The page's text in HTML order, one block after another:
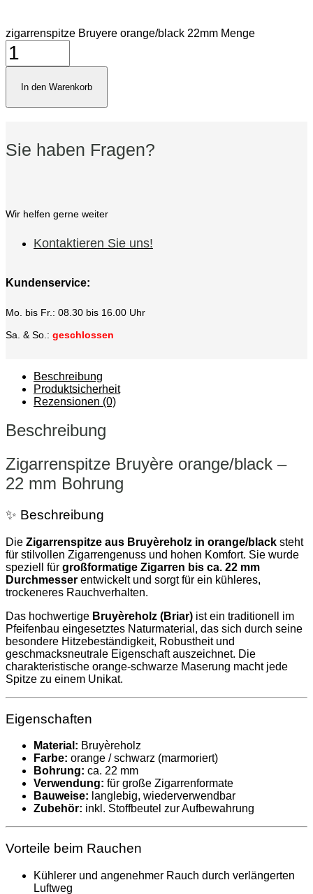
zigarrenspitze Bruyere orange/black 22mm Menge
In den Warenkorb
Sie haben Fragen?
Wir helfen gerne weiter
Kontaktieren Sie uns!
Kundenservice:
Mo. bis Fr.: 08.30 bis 16.00 Uhr
Sa. & So.: geschlossen
Beschreibung
Produktsicherheit
Rezensionen (0)
Beschreibung
Zigarrenspitze Bruyère orange/black –
22 mm Bohrung
✨ Beschreibung
Die Zigarrenspitze aus Bruyèreholz in orange/black steht
für stilvollen Zigarrengenuss und hohen Komfort. Sie wurde
speziell für großformatige Zigarren bis ca. 22 mm
Durchmesser entwickelt und sorgt für ein kühleres,
trockeneres Rauchverhalten.
Das hochwertige Bruyèreholz (Briar) ist ein traditionell im
Pfeifenbau eingesetztes Naturmaterial, das sich durch seine
besondere Hitzebeständigkeit, Robustheit und
geschmacksneutrale Eigenschaft auszeichnet. Die
charakteristische orange-schwarze Maserung macht jede
Spitze zu einem Unikat.
Eigenschaften
Material: Bruyèreholz
Farbe: orange / schwarz (marmoriert)
Bohrung: ca. 22 mm
Verwendung: für große Zigarrenformate
Bauweise: langlebig, wiederverwendbar
Zubehör: inkl. Stoffbeutel zur Aufbewahrung
Vorteile beim Rauchen
Kühlerer und angenehmer Rauch durch verlängerten
Luftweg